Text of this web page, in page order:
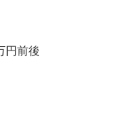
円前後